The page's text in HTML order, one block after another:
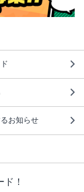
お知らせ
！